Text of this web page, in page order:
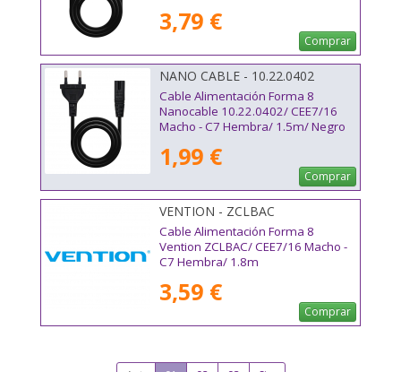
3,79 €
Comprar
NANO CABLE - 10.22.0402
Cable Alimentación Forma 8
Nanocable 10.22.0402/ CEE7/16
Macho - C7 Hembra/ 1.5m/ Negro
1,99 €
Comprar
VENTION - ZCLBAC
Cable Alimentación Forma 8
Vention ZCLBAC/ CEE7/16 Macho -
C7 Hembra/ 1.8m
3,59 €
Comprar